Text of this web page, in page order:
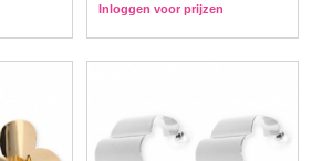
Inloggen voor prijzen